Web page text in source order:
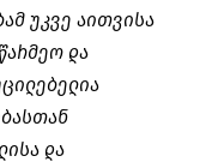
უკვე აითვისა
და
და